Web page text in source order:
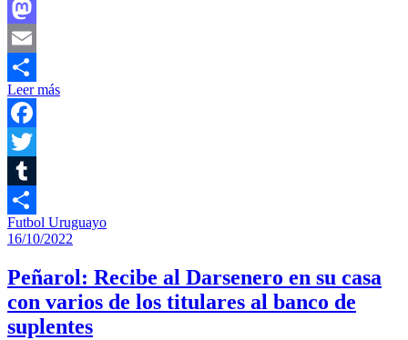
Facebook
Mastodon
Email
Compartir
Leer más
Facebook
Twitter
Tumblr
Compartir
Futbol Uruguayo
16/10/2022
Peñarol: Recibe al Darsenero en su casa
con varios de los titulares al banco de
suplentes